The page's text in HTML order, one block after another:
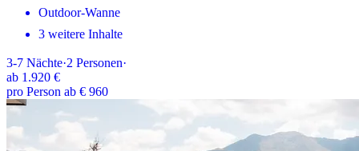
Outdoor-Wanne
3 weitere Inhalte
3-7 Nächte·2 Personen·
ab 1.920 €
pro Person ab € 960